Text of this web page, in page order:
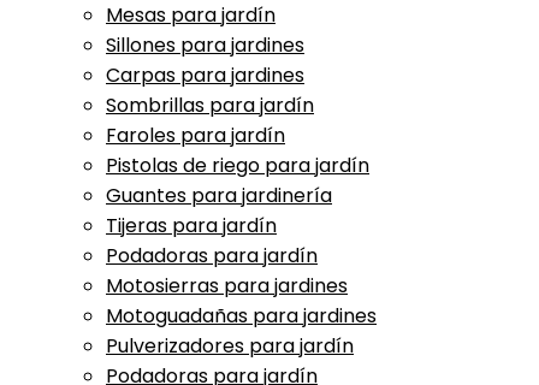
Mesas para jardín
Sillones para jardines
Carpas para jardines
Sombrillas para jardín
Faroles para jardín
Pistolas de riego para jardín
Guantes para jardinería
Tijeras para jardín
Podadoras para jardín
Motosierras para jardines
Motoguadañas para jardines
Pulverizadores para jardín
Podadoras para jardín